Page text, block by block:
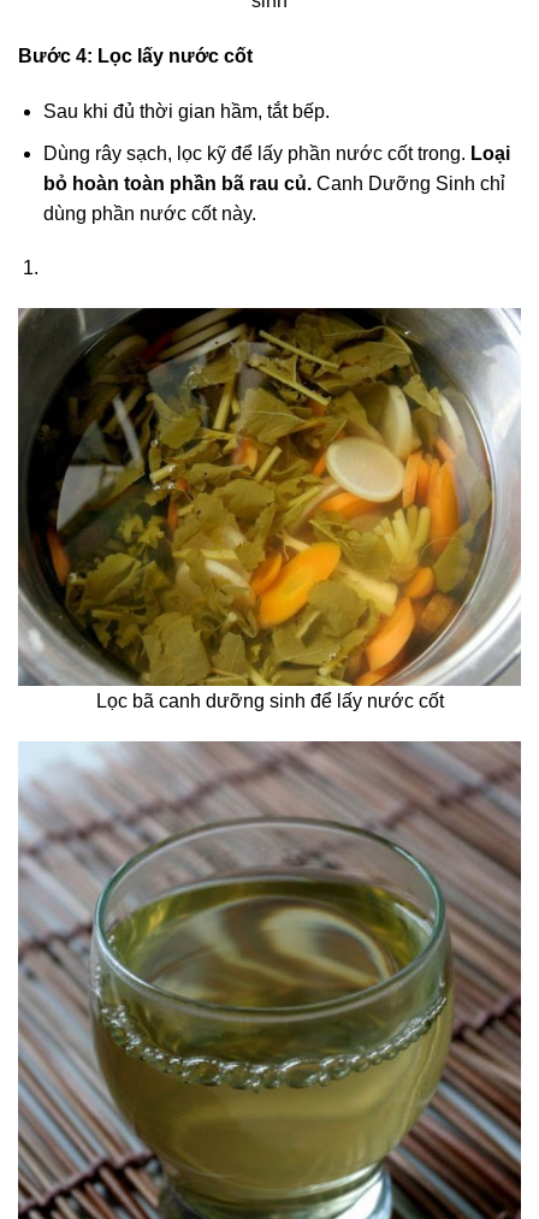
Bước 4: Lọc lấy nước cốt
Sau khi đủ thời gian hầm, tắt bếp.
Dùng rây sạch, lọc kỹ để lấy phần nước cốt trong. Loại
bỏ hoàn toàn phần bã rau củ.Canh Dưỡng Sinh chỉ
dùng phần nước cốt này.
Lọc bã canh dưỡng sinh để lấy nước cốt